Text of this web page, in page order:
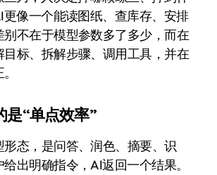
像一个能读图纸、查库存、安排
不在于模型参数多了多少，而在
标、拆解步骤、调用工具，并在
是“单点效率”
态，是问答、润色、摘要、识
出明确指令，AI返回一个结果。